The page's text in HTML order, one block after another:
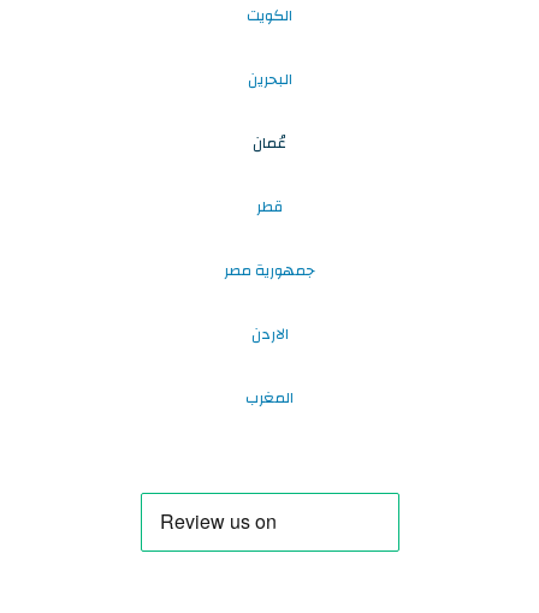
الكويت
البحرين
عُمان
قطر
جمهورية مصر
الاردن
المغرب